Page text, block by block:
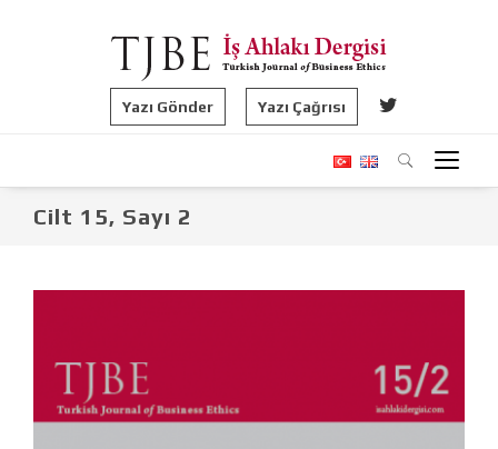
Yazı Gönder Yazı Çağrısı
Cilt 15, Sayı 2